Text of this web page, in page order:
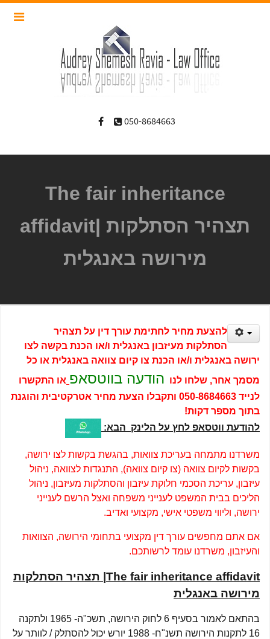
050-8684663
The fair inheritance
affidavit| תצהיר הסתלקות
מירושה באנגלית
להצעת מחיר לחתימת עורך דין על תצהיר
הסתלקות מעיזבון באנגלית ו/או הכנת בקשה לצו
ירושה באנגלית ו/או הכנת צו קיום צוואה באנגלית או כל
מסמך אחר, שלחו לנו הודעה בווטסאפ או התקשרו
לנייד 050-8684663 ותקבלו הצעת מחיר אטרקטיבית והוגנת
בתוך מספר דקות!
להודעת ווטסאפ לחץ על הלינק הבא:
משרדנו מתמחה בעריכת צוואות, בהגשת בקשות לצו ירושה,
בקשות לקיום צוואה (צו קיום צוואה), התנגדות לצוואה, ניהול
עיזבון, עריכת הסכמי חלוקת עיזבון והסתלקות מעיזבון, ניהול
הליכים בבית המשפט לענייני משפחה ואצל הרשם לענייני
ירושה, וליווי משפטי אישי, מקצועי ואדיב.
אם אתם מחפשים עורך דין מקצועי בתחומי הירושה, הצוואות
והעיזבון, משרדנו עומד לרשותכם.
The fair inheritance affidavit| תצהיר הסתלקות
מירושה באנגלית
בהתאם לאמור בסעיף 6 לחוק הירושה, תשכ"ה- 1965 ולתקנה
16 לתקנות הירושה תשנ"ח- 1988 יורש יכול להסתלק / לוותר על